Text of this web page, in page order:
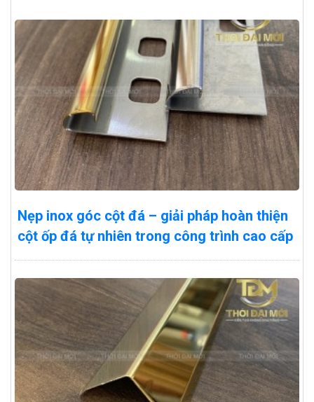
Nẹp inox góc cột đá – giải pháp hoàn thiện
cột ốp đá tự nhiên trong công trình cao cấp